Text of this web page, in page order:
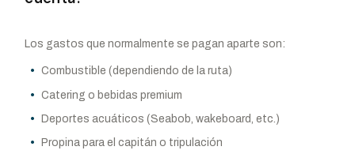
Los gastos que normalmente se pagan aparte son:
Combustible (dependiendo de la ruta)
Catering o bebidas premium
Deportes acuáticos (Seabob, wakeboard, etc.)
Propina para el capitán o tripulación